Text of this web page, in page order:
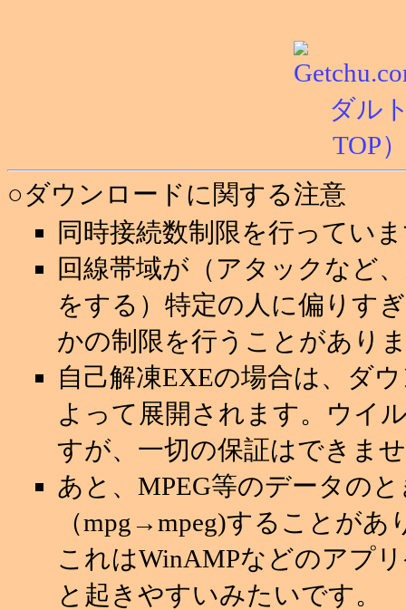
○ダウンロードに関する注意
同時接続数制限を行ってい
回線帯域が（アタックなど
をする）特定の人に偏りす
かの制限を行うことがあり
自己解凍EXEの場合は、ダ
よって展開されます。ウイ
すが、一切の保証はできま
あと、MPEG等のデータの
（mpg→mpeg)することがあ
これはWinAMPなどのアプ
と起きやすいみたいです。